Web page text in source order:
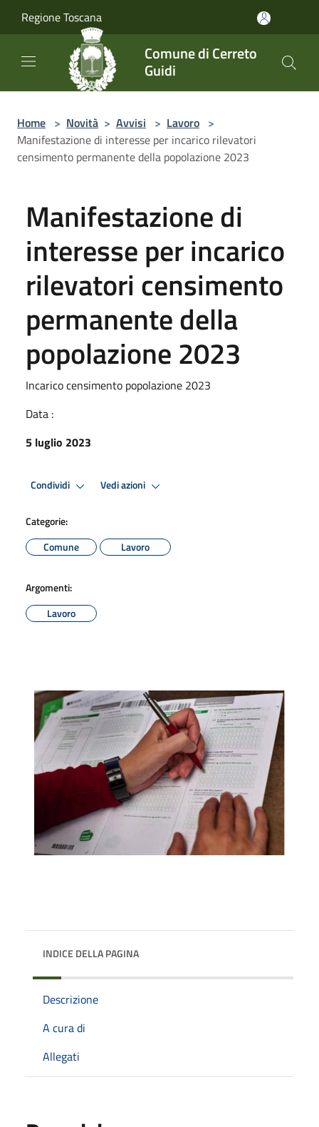
Regione Toscana
Comune di Cerreto
Guidi
Home > Novità > Avvisi > Lavoro >
Manifestazione di interesse per incarico rilevatori
censimento permanente della popolazione 2023
Manifestazione di
interesse per incarico
rilevatori censimento
permanente della
popolazione 2023
Incarico censimento popolazione 2023
Data :
5 luglio 2023
Condividi Vedi azioni
Categorie:
Comune
Lavoro
Argomenti:
Lavoro
INDICE DELLA PAGINA
Descrizione
A cura di
Allegati